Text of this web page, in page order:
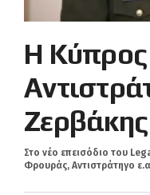
Η Κύπρος
Ζερβάκης
Στο νέο επεισόδιο του
Φρουράς, Αντιστράτηγο